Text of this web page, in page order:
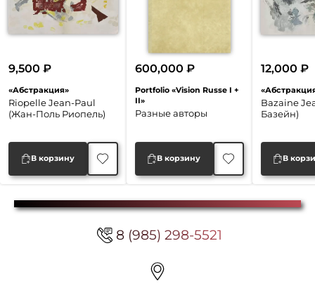
«Абстракция»
Riopelle Jean-Paul
(Жан-Поль Риопель)
9,500₽
В корзину
Portfolio «Vision Russe I +
II»
Разные авторы
600,000 ₽
В корзину
Bazaine
Базейн)
12,000 ₽
В
8 (985) 298-5521